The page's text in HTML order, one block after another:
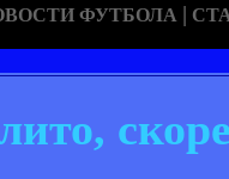
ФУТБОЛА |